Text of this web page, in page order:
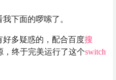
下面的啰嗦了。
好多疑惑的，配合百度搜
，终于完美运行了这个switch